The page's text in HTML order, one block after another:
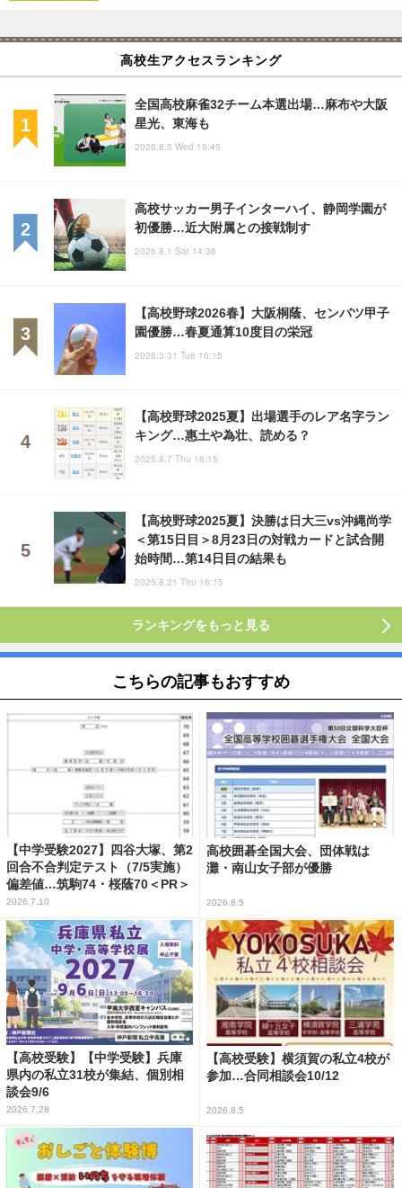
高校生アクセスランキング
全国高校麻雀32チーム本選出場…麻布や大阪
星光、東海も
2026.8.5 Wed 19:45
高校サッカー男子インターハイ、静岡学園が
初優勝…近大附属との接戦制す
2026.8.1 Sat 14:38
【高校野球2026春】大阪桐蔭、センバツ甲子
園優勝…春夏通算10度目の栄冠
2026.3.31 Tue 16:15
【高校野球2025夏】出場選手のレア名字ラン
キング…惠土や為壮、読める？
2025.8.7 Thu 16:15
【高校野球2025夏】決勝は日大三vs沖縄尚学
＜第15日目＞8月23日の対戦カードと試合開
始時間…第14日目の結果も
2025.8.21 Thu 16:15
ランキングをもっと見る
こちらの記事もおすすめ
【中学受験2027】四谷大塚、第2
回合不合判定テスト（7/5実施）
偏差値…筑駒74・桜蔭70＜PR＞
2026.7.10
高校囲碁全国大会、団体戦は
灘・南山女子部が優勝
2026.8.5
【高校受験】【中学受験】兵庫
県内の私立31校が集結、個別相
談会9/6
2026.7.28
【高校受験】横須賀の私立4校が
参加…合同相談会10/12
2026.8.5